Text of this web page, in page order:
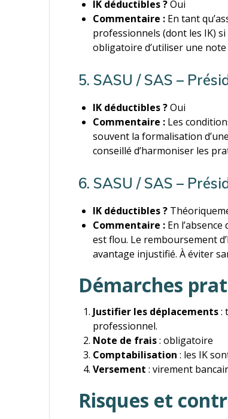
IK déductibles ?Oui
Commentaire : En tant
professionnels (dont les IK)
obligatoire d’utiliser une note
5. SASU / SAS –
IK déductibles ?Oui
Commentaire : Les
souvent la formalisation
conseillé d’harmoniser les
6. SASU / SAS –
IK déductibles ?
Commentaire : En
est flou. Le remboursement
avantage injustifié. À éviter
Démarches
Justifier les déplacements:
professionnel.
Note de frais: obligatoire
Comptabilisation : les IK
Versement : virement
Risques et